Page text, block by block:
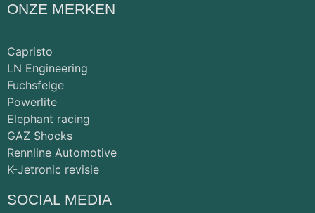
ONZE MERKEN
Capristo
LN Engineering
Fuchsfelge
Powerlite
Elephant racing
GAZ Shocks
Rennline Automotive
K-Jetronic revisie
SOCIAL MEDIA